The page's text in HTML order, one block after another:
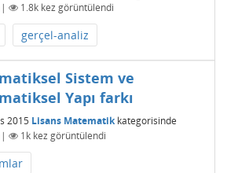
| 1.8kkez görüntülendi
gerçel-analiz
Sistem ve
Yapı farkı
2015 Lisans Matematikkategorisinde
| 1kkez görüntülendi